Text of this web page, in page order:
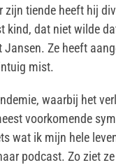
tiende heeft hij
dat niet wilde
Ze heeft
mist.
waarbij het
voorkomende
wat ik mijn hele
podcast. Zo ziet